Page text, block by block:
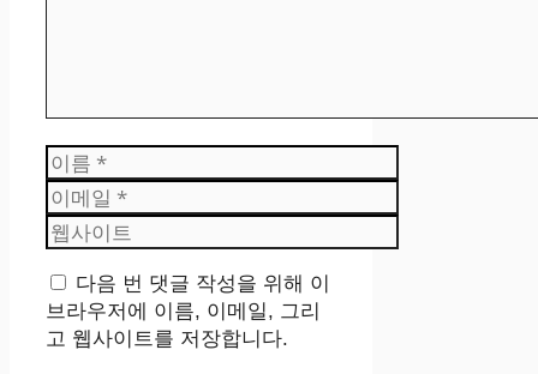
이
름
이
메
일
웹
사
이
트
다음 번 댓글 작성을 위해 이
브라우저에 이름, 이메일, 그리
고 웹사이트를 저장합니다.